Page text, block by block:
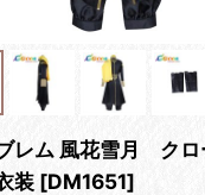
レム 風花雪月 ク
装 [DM1651]